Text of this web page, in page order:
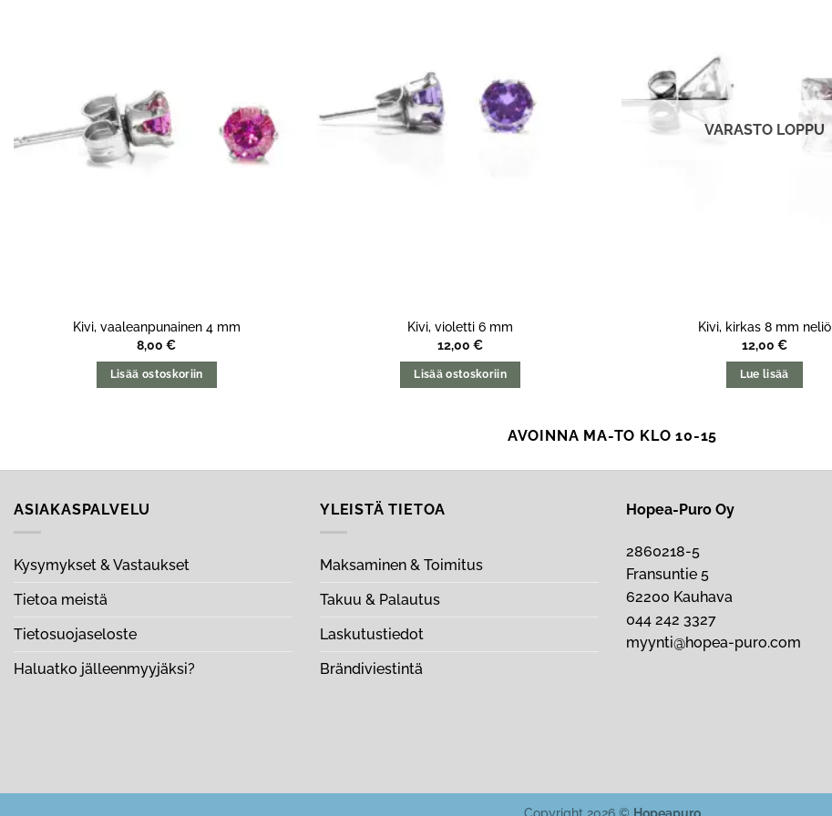
Kivi, vaaleanpunainen 4 mm
8,00€
Lisää ostoskoriin
Kivi, violetti 6 mm
12,00€
Lisää ostoskoriin
VARASTO LOPPU
Kivi, kirkas 8 mm neliö
12,00 €
Lue lisää
AVOINNA MA-TO KLO 10-15
ASIAKASPALVELU
Kysymykset & Vastaukset
Tietoa meistä
Tietosuojaseloste
Haluatko jälleenmyyjäksi?
YLEISTÄ TIETOA
Maksaminen & Toimitus
Takuu & Palautus
Laskutustiedot
Brändiviestintä
Hopea-Puro Oy
2860218-5
Fransuntie 5
62200 Kauhava
044 242 3327
myynti@hopea-puro.com